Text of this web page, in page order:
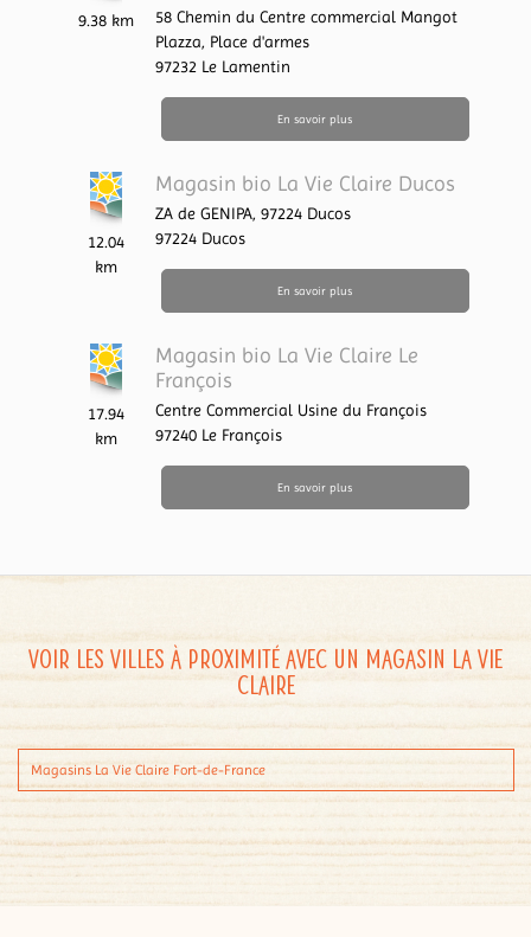
9.38 km
58 Chemin du Centre commercial Mangot
Plazza, Place d'armes
97232 Le Lamentin
En savoir plus
12.04
km
Magasin bio La Vie Claire Ducos
ZA de GENIPA, 97224 Ducos
97224 Ducos
En savoir plus
17.94
km
Magasin bio La Vie Claire Le
François
Centre Commercial Usine du François
97240 Le François
En savoir plus
Voir les villes à proximité avec un magasin La Vie
Claire
Magasins La Vie Claire Fort-de-France